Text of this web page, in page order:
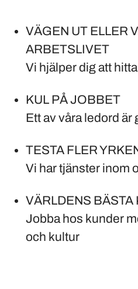
VÄGEN UT ELLER
ARBETSLIVET
Vi hjälper dig att
KUL PÅ JOBBET
Ett av våra ledord är
TESTA FLER
Vi har tjänster inom
VÄRLDENS BÄSTA
Jobba hos kunder
och kultur